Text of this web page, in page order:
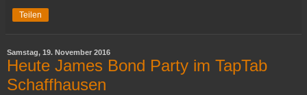
Teilen
Samstag, 19. November 2016
Heute James Bond Party im TapTab
Schaffhausen